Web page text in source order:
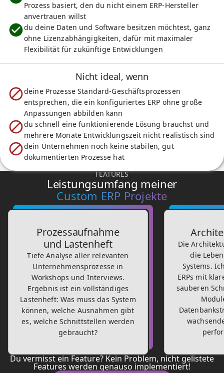
Prozess basiert, den du nicht einem ERP-Hersteller
anvertrauen willst
du deine Daten und Software besitzen möchtest, ganz
ohne Lizenzabhängigkeiten, dafür mit maximaler
Flexibilität für zukünftige Entwicklungen
Nicht ideal, wenn
deine Prozesse Standard-Geschäftsprozessen
entsprechen, die ein konfiguriertes ERP ohne große
Anpassungen abbilden kann
du schnell eine funktionierende Lösung brauchst und
mehrere Monate Entwicklungszeit nicht realistisch sind
dein Unternehmen noch keine stabilen, gut
dokumentierten Prozesse hat
FEATURES
Leistungsumfang meiner
Custom ERP Projekte
Prozessaufnahme
und Lastenheft
Tiefe Analyse aller relevanten
Unternehmensprozesse in
Workshops und Interviews.
Ergebnis ist ein vollständiges
Lastenheft: Was muss das System
können, welche Ausnahmen gibt
es, welche Schnittstellen werden
gebraucht?
Die
die
Systems.
ERPs mit
sauberen
Du vermisst ein Feature? Kein Problem, nicht gelistete
Features werden genauso implementiert!